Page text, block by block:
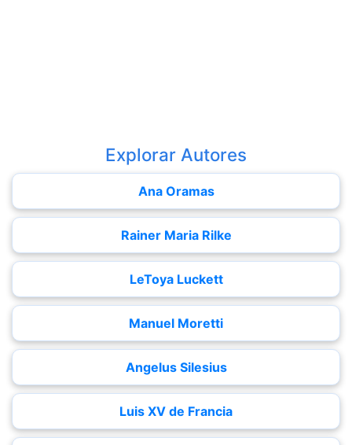
Explorar Autores
Ana Oramas
Rainer Maria Rilke
LeToya Luckett
Manuel Moretti
Angelus Silesius
Luis XV de Francia